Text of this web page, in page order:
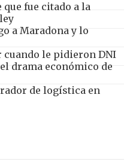
que fue citado a la
a Maradona y lo
cuando le pidieron DNI
drama económico de
de logística en